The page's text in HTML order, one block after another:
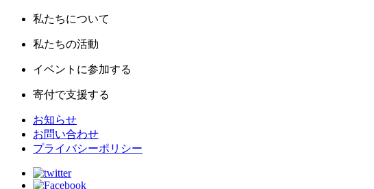
私たちについて
私たちの活動
イベントに参加する
寄付で支援する
お知らせ
お問い合わせ
プライバシーポリシー